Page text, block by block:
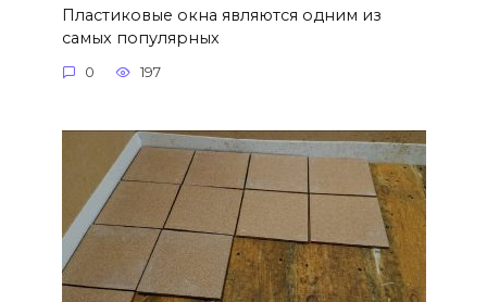
Пластиковые окна являются одним из
самых популярных
0 197